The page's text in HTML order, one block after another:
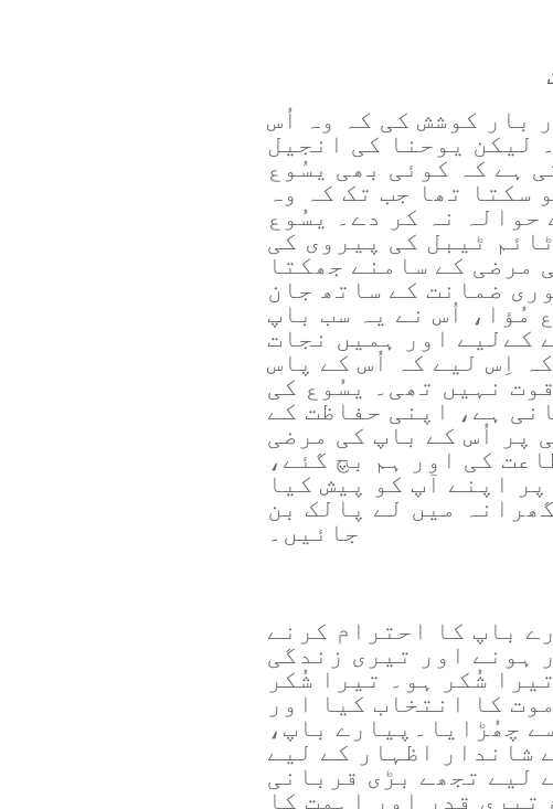
بار کوشش کی کہ وہ اُس
لیکن یوحنا کی انجیل
ہے کہ کوئی بھی یسُوع
سکتا تھا جب تک کہ وہ
حوالہ نہ کر دے۔ یسُوع
ٹیبل کی پیروی کی
مرضی کے سامنے جھکتا
ضمانت کے ساتھ جان
مُؤا، اُس نے یہ سب باپ
کےلیے اور ہمیں نجات
اِس لیے کہ اُس کے پاس
نہیں تھی۔ یسُوع کی
ہے، اپنی حفاظت کے
پر اُس کے باپ کی مرضی
کی اور ہم بچ گئے،
اپنے آپ کو پیش کیا
میں لے پالک بن
جائیں۔
باپ کا احترام کرنے
ہونے اور تیری زندگی
شُکر ہو۔ تیرا شُکر
کا انتخاب کیا اور
چھُڑایا۔پیارے باپ،
شاندار اظہار کے لیے
لیے تجھے بڑی قربانی
تیری قدر اور اہمت کا